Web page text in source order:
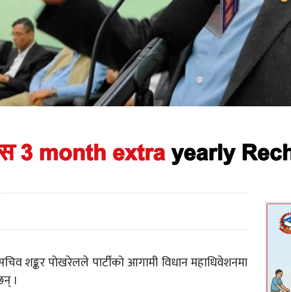
शङ्कर पोखरेलले पार्टीको आगामी विधान महाधिवेशनमा
।